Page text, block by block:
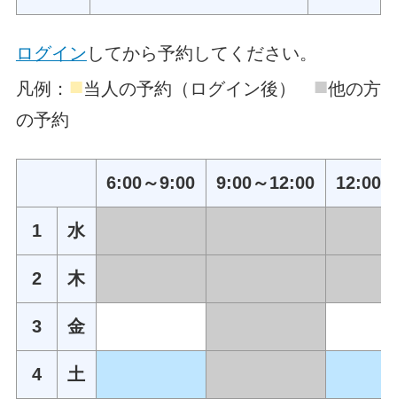
ログイン してから予約してください。
凡例： ■当人の予約（ログイン後） ■他の方
の予約
6:00～9:00 9:00～12:00 12:00
1 水
2 木
3 金
4 土